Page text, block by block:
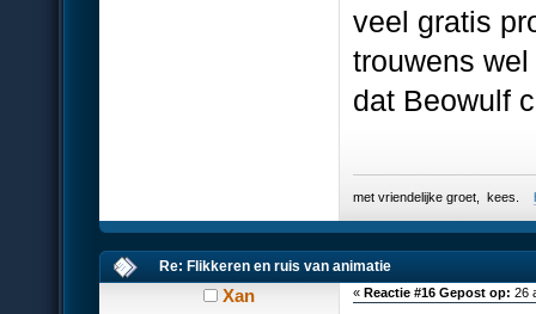
veel gratis
trouwens
dat Beowulf
met vriendelijke groet, kees.
Re: Flikkeren en ruis van animatie
Xan «Reactie #16 Gepost op: 26